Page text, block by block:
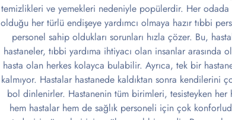
temizlikleri ve yemekleri nedeniyle popülerdir. Her
olduğu her türlü endişeye yardımcı olmaya hazır tıbbi
personel sahip oldukları sorunları hızla çözer. Bu,
hastaneler, tıbbi yardıma ihtiyacı olan insanlar
hasta olan herkes kolayca bulabilir. Ayrıca, tek bir
kalmıyor. Hastalar hastanede kaldıktan sonra
bol dinlenirler. Hastanenin tüm birimleri, tesisteyken her
hem hastalar hem de sağlık personeli için çok